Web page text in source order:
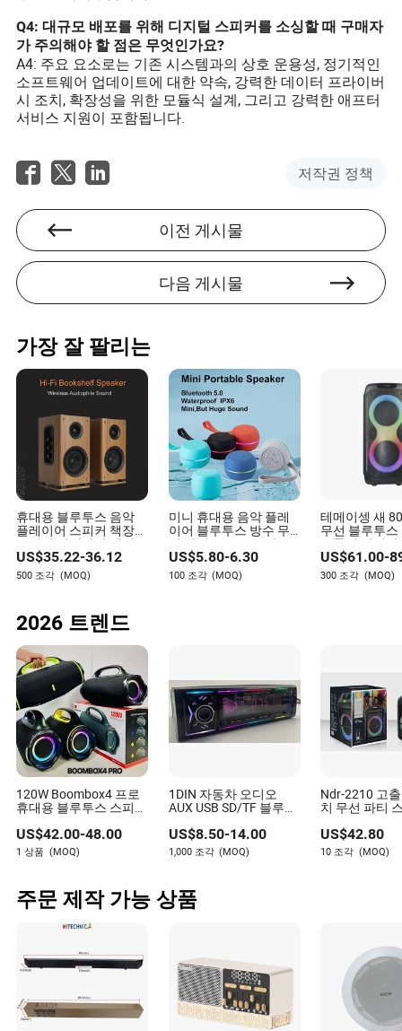
Q4: 대규모 배포를 위해 디지털 스피커를 소싱할 때 구매자
가 주의해야 할 점은 무엇인가요?
A4: 주요 요소로는 기존 시스템과의 상호 운용성, 정기적인
소프트웨어 업데이트에 대한 약속, 강력한 데이터 프라이버
시 조치, 확장성을 위한 모듈식 설계, 그리고 강력한 애프터
서비스 지원이 포함됩니다.
저작권 정책
이전 게시물
다음 게시물
가장 잘 팔리는
휴대용 블루투스 음악
플레이어 스피커 책장
스피커 하이파이 액티브
사운드 박스 노래방 사
운드
US$35.22-36.12
500 조각 (MOQ)
미니 휴대용 음악 플레
이어 블루투스 방수 무
선 야외 스포츠 스마트
스피커
US$5.80-6.30
100 조각 (MOQ)
테메이셍 새
무선 블루투스
트롤리 하이
박스 스피커
US$61.00-
300 조각 (MOQ)
2026 트렌드
120W Boombox4 프로
휴대용 블루투스 스피
수, TWS 페어링,
TF/FM/USB/Aux 야외
파티용
US$42.00-48.00
1 상품 (MOQ)
1DIN 자동차 오디오
AUX USB SD/TF 블루투
이어
US$8.50-14.00
1,000 조각 (MOQ)
Ndr-2210 고
치 무선 파티
카드 및 AUX
블 야외 오디오
US$42.80
10 조각 (MOQ)
주문 제작 가능 상품